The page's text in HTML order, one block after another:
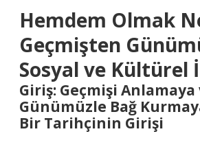
Hemdem Olmak
Geçmişten
Sosyal ve Kültürel
Giriş: Geçmişi Anlamaya
Günümüzle Bağ
Bir Tarihçinin Girişi